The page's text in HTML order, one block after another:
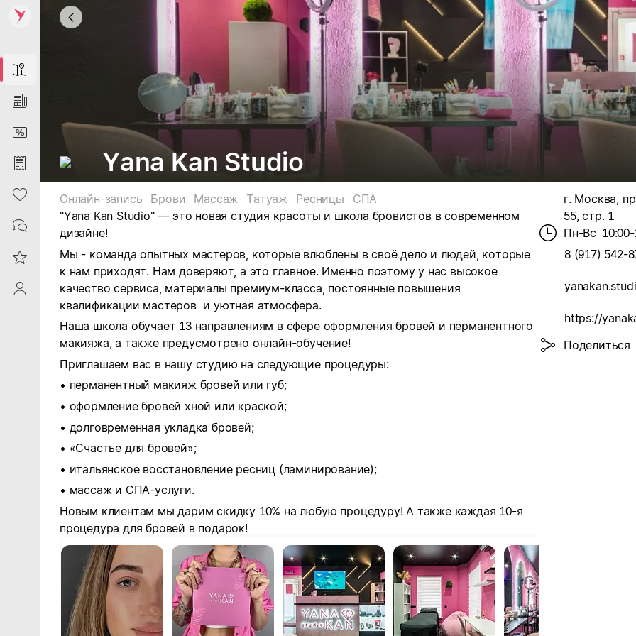
Map
News
DiscountCard
Purchases
Heart
Contacts
Reviews
ProfileSaby
Yana Kan Studio
Онлайн-запись Брови Массаж Татуаж Ресницы
СПА
"Yana Kan Studio" — это новая студия красоты и школа бровистов в современном
дизайне!
Мы - команда опытных мастеров, которые влюблены в своё дело и людей, которые
к нам приходят. Нам доверяют, а это главное. Именно поэтому у нас высокое
качество сервиса, материалы премиум-класса, постоянные повышения
квалификации мастеров и уютная атмосфера.
Наша школа обучает 13 направлениям в сфере оформления бровей и перманентного
макияжа, а также предусмотрено онлайн-обучение!
Приглашаем вас в нашу студию на следующие процедуры:⠀
• перманентный макияж бровей или губ;
• оформление бровей хной или краской;
• долговременная укладка бровей;
• «Счастье для бровей»;
• итальянское восстановление ресниц (ламинирование);
• массаж и СПА-услуги.
Новым клиентам мы дарим скидку 10% на любую процедуру! А также каждая 10-я
процедура для бровей в подарок!
г. Москва,
55, стр. 1
Пн-Вс
8 (917) 542-
https://
Поделиться